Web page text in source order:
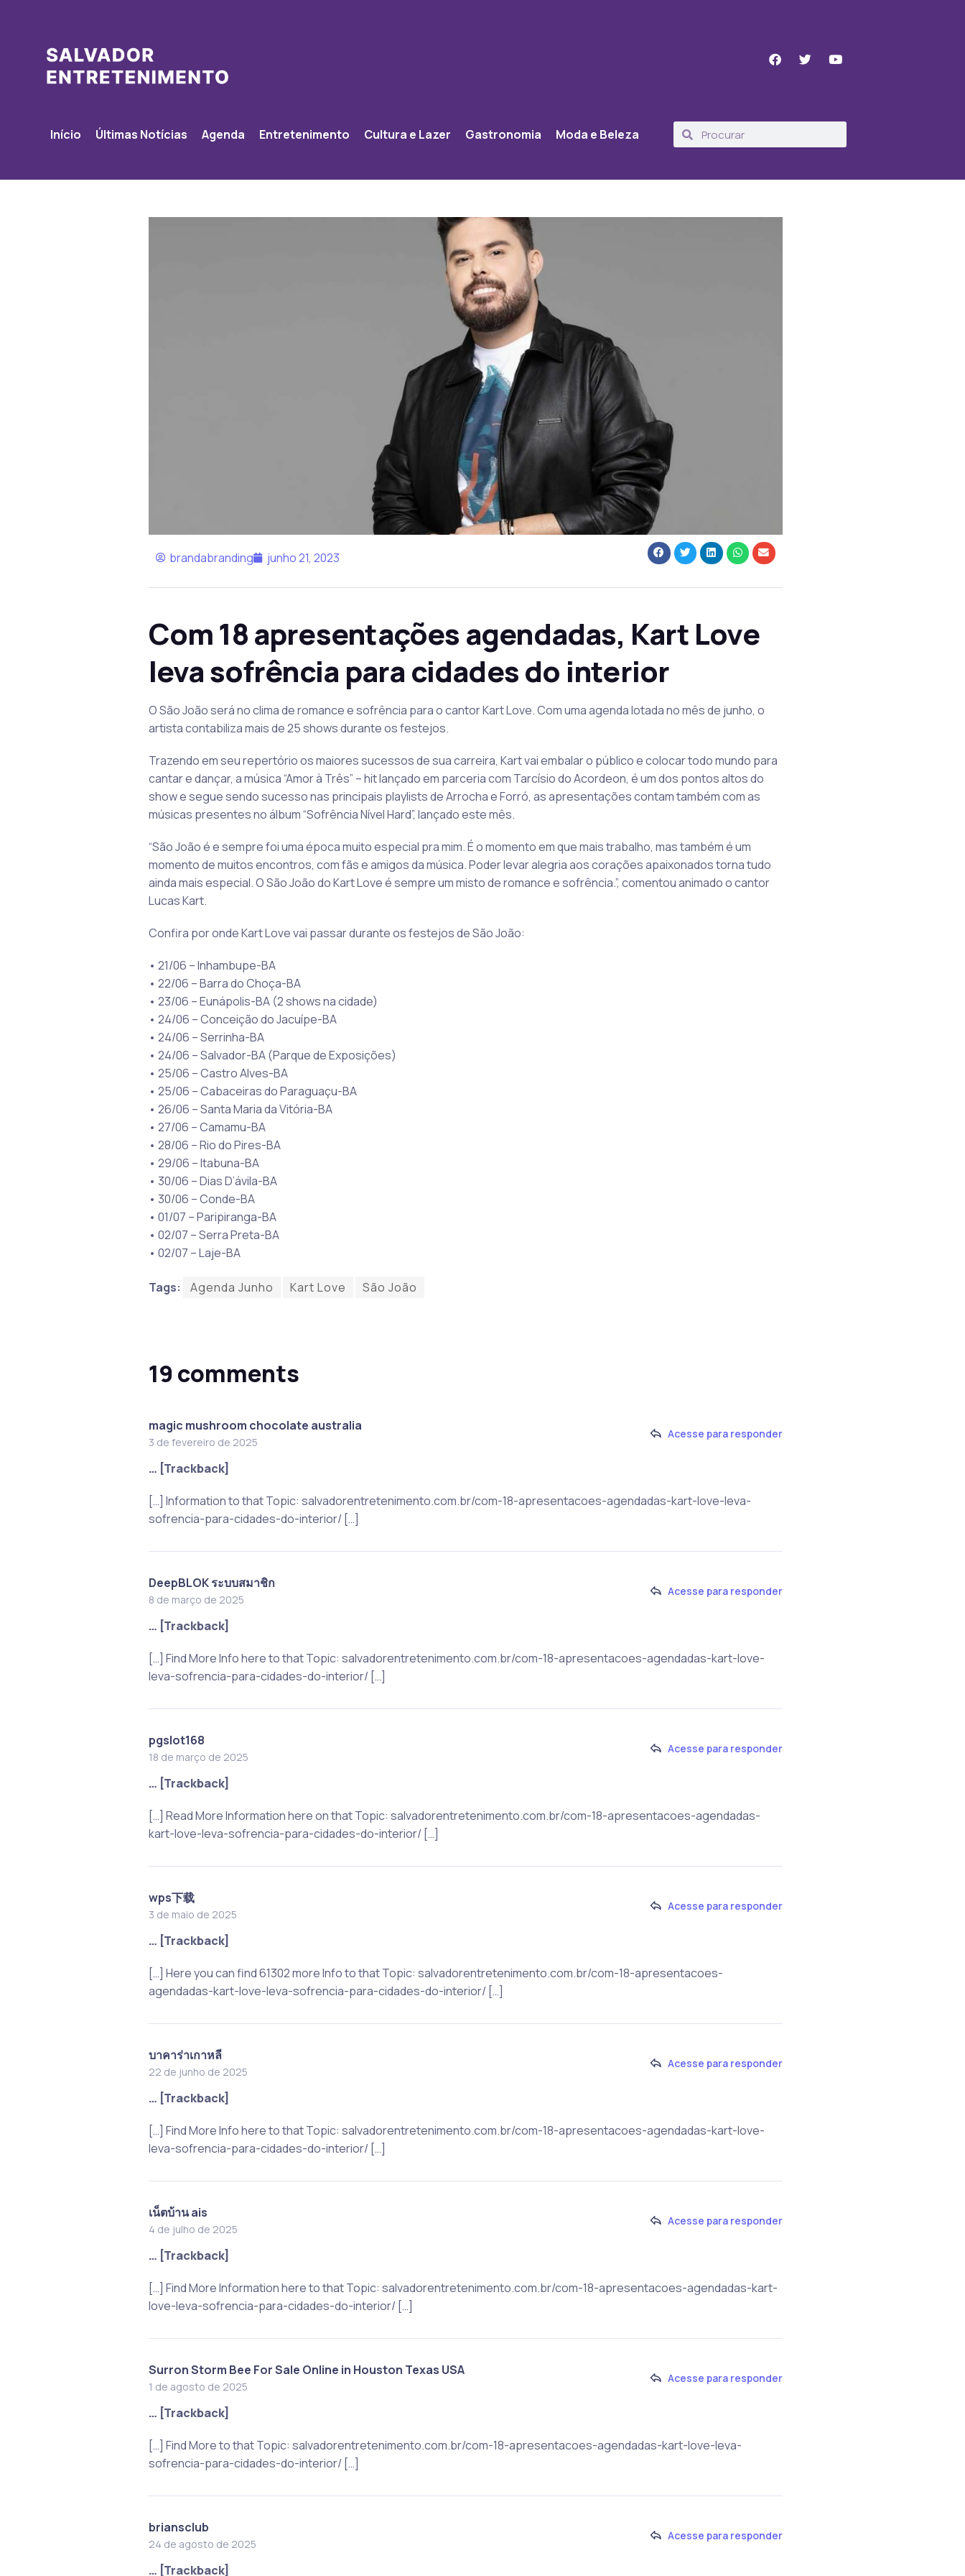
Início Últimas Notícias Agenda Entretenimento Cultura e Lazer Gastronomia Moda e Beleza
brandabranding junho 21, 2023
Com 18 apresentações agendadas, Kart Love
leva sofrência para cidades do interior
O São João será no clima de romance e sofrência para o cantor Kart Love. Com uma agenda lotada no mês de junho, o
artista contabiliza mais de 25 shows durante os festejos.
Trazendo em seu repertório os maiores sucessos de sua carreira, Kart vai embalar o público e colocar todo mundo para
cantar e dançar, a música “Amor à Três” – hit lançado em parceria com Tarcísio do Acordeon, é um dos pontos altos do
show e segue sendo sucesso nas principais playlists de Arrocha e Forró, as apresentações contam também com as
músicas presentes no álbum “Sofrência Nível Hard”, lançado este mês.
“São João é e sempre foi uma época muito especial pra mim. É o momento em que mais trabalho, mas também é um
momento de muitos encontros, com fãs e amigos da música. Poder levar alegria aos corações apaixonados torna tudo
ainda mais especial. O São João do Kart Love é sempre um misto de romance e sofrência.”, comentou animado o cantor
Lucas Kart.
Confira por onde Kart Love vai passar durante os festejos de São João:
• 21/06 – Inhambupe-BA
• 22/06 – Barra do Choça-BA
• 23/06 – Eunápolis-BA (2 shows na cidade)
• 24/06 – Conceição do Jacuípe-BA
• 24/06 – Serrinha-BA
• 24/06 – Salvador-BA (Parque de Exposições)
• 25/06 – Castro Alves-BA
• 25/06 – Cabaceiras do Paraguaçu-BA
• 26/06 – Santa Maria da Vitória-BA
• 27/06 – Camamu-BA
• 28/06 – Rio do Pires-BA
• 29/06 – Itabuna-BA
• 30/06 – Dias D’ávila-BA
• 30/06 – Conde-BA
• 01/07 – Paripiranga-BA
• 02/07 – Serra Preta-BA
• 02/07 – Laje-BA
Tags: Agenda Junho Kart Love São João
19 comments
magic mushroom chocolate australia
3 de fevereiro de 2025
Acesse para responder
… [Trackback]
[…] Information to that Topic: salvadorentretenimento.com.br/com-18-apresentacoes-agendadas-kart-love-leva-
sofrencia-para-cidades-do-interior/ […]
DeepBLOK ระบบสมาชิก
8 de março de 2025
Acesse para responder
… [Trackback]
[…] Find More Info here to that Topic: salvadorentretenimento.com.br/com-18-apresentacoes-agendadas-kart-love-
leva-sofrencia-para-cidades-do-interior/ […]
pgslot168
18 de março de 2025
Acesse para responder
… [Trackback]
[…] Read More Information here on that Topic: salvadorentretenimento.com.br/com-18-apresentacoes-agendadas-
kart-love-leva-sofrencia-para-cidades-do-interior/ […]
wps下载
3 de maio de 2025
Acesse para responder
… [Trackback]
[…] Here you can find 61302 more Info to that Topic: salvadorentretenimento.com.br/com-18-apresentacoes-
agendadas-kart-love-leva-sofrencia-para-cidades-do-interior/ […]
บาคาร่าเกาหลี
22 de junho de 2025
Acesse para responder
… [Trackback]
[…] Find More Info here to that Topic: salvadorentretenimento.com.br/com-18-apresentacoes-agendadas-kart-love-
leva-sofrencia-para-cidades-do-interior/ […]
เน็ตบ้าน ais
4 de julho de 2025
Acesse para responder
… [Trackback]
[…] Find More Information here to that Topic: salvadorentretenimento.com.br/com-18-apresentacoes-agendadas-kart-
love-leva-sofrencia-para-cidades-do-interior/ […]
Surron Storm Bee For Sale Online in Houston Texas USA
1 de agosto de 2025
Acesse para responder
… [Trackback]
[…] Find More to that Topic: salvadorentretenimento.com.br/com-18-apresentacoes-agendadas-kart-love-leva-
sofrencia-para-cidades-do-interior/ […]
briansclub
24 de agosto de 2025
Acesse para responder
… [Trackback]